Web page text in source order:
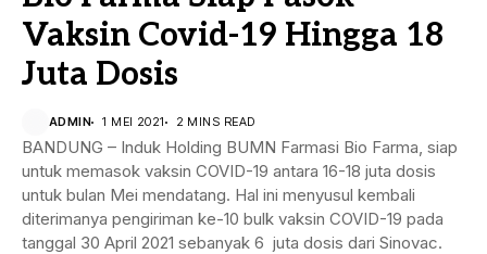
Vaksin Covid-19 Hingga 18
Juta Dosis
ADMIN 1 MEI 2021 2 MINS READ
BANDUNG – Induk Holding BUMN Farmasi Bio Farma, siap
untuk memasok vaksin COVID-19 antara 16-18 juta dosis
untuk bulan Mei mendatang. Hal ini menyusul kembali
diterimanya pengiriman ke-10 bulk vaksin COVID-19 pada
tanggal 30 April 2021 sebanyak 6 juta dosis dari Sinovac.